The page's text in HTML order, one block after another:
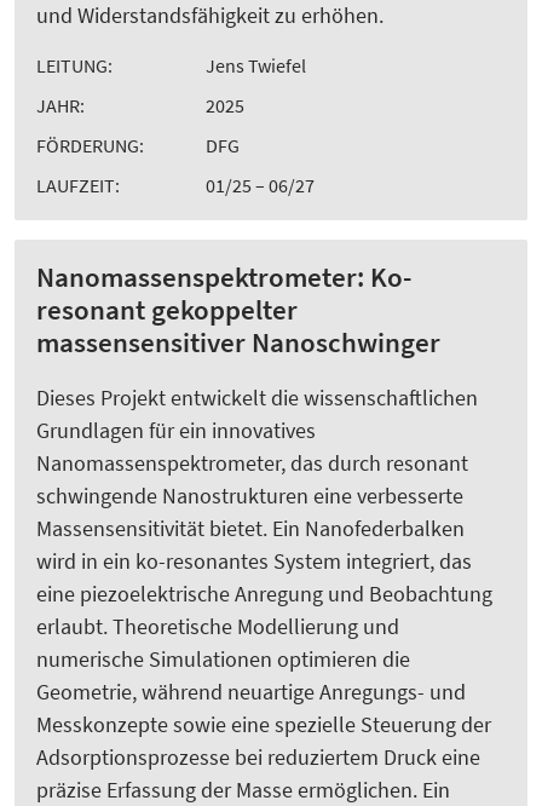
und Widerstandsfähigkeit zu erhöhen.
LEITUNG:
Jens Twiefel
JAHR:
2025
FÖRDERUNG:
DFG
LAUFZEIT:
01/25 – 06/27
Nanomassenspektrometer: Ko-
resonant gekoppelter
massensensitiver Nanoschwinger
Dieses Projekt entwickelt die wissenschaftlichen
Grundlagen für ein innovatives
Nanomassenspektrometer, das durch resonant
schwingende Nanostrukturen eine verbesserte
Massensensitivität bietet. Ein Nanofederbalken
wird in ein ko-resonantes System integriert, das
eine piezoelektrische Anregung und Beobachtung
erlaubt. Theoretische Modellierung und
numerische Simulationen optimieren die
Geometrie, während neuartige Anregungs- und
Messkonzepte sowie eine spezielle Steuerung der
Adsorptionsprozesse bei reduziertem Druck eine
präzise Erfassung der Masse ermöglichen. Ein